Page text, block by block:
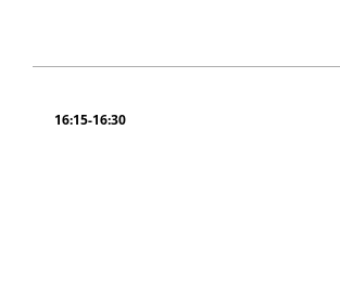
16:15-16:30